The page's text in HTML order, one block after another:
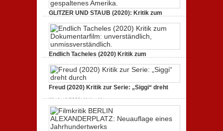
Heilige
Kreaturen,
inszeniert.
GLITZER UND STAUB (2020): Kritik zum
Dokumentarfilm.
3. Oktober 2020,Keine Kommentarezu
GLITZER
STAUB
(2020):
Kritik
zum
Dokumentarfilm.
Bullenritt
durch
gespaltenes
Amerika.
Endlich Tacheles (2020) Kritik zum
Dokumentarfilm: unverständlich,
19. Mai 2020,Keine Kommentare
Tacheles
Kritik
zum
unverständlich,
unmissverständlich.
Freud (2020) Kritik zur Serie: „Siggi“ dreht
11. April 2020,Keine Kommentarezu
Freud
Kritik
zur